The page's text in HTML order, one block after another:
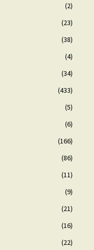
(2)
(23)
(38)
(4)
(34)
(433)
(5)
(6)
(166)
(86)
(11)
(9)
(21)
(16)
(22)